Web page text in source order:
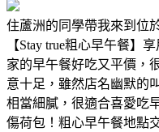
住蘆洲的同學帶我來到位
【Stay true粗心早午餐】
家的早午餐好吃又平價，
意十足，雖然店名幽默的
相當細膩，很適合喜愛吃
傷荷包！粗心早午餐地點